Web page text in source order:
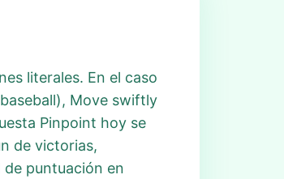
literales. En el caso
Move swiftly
Pinpoint hoy se
de victorias,
de puntuación en